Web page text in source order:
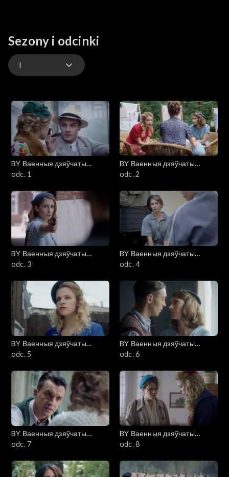
Sezony i odcinki
I
II
III
IV
V
BY Ваенныя дзяўчаты
(Wojenne dziewczyny)
odc. 1
BY Ваенныя дзяўчаты
(Wojenne dziewczyny)
odc. 2
BY Ваенныя дзяўчаты
(Wojenne dziewczyny)
odc. 3
BY Ваенныя дзяўчаты
(Wojenne dziewczyny)
odc. 4
BY Ваенныя дзяўчаты
(Wojenne dziewczyny)
odc. 5
BY Ваенныя дзяўчаты
(Wojenne dziewczyny)
odc. 6
BY Ваенныя дзяўчаты
(Wojenne dziewczyny)
odc. 7
BY Ваенныя дзяўчаты
(Wojenne dziewczyny)
odc. 8